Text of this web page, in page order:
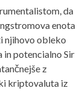
da
enota
njihovo obleko
potencialno Sir
z
kriptovaluta iz